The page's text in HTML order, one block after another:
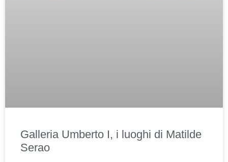
Galleria Umberto I, i luoghi di Matilde
Serao